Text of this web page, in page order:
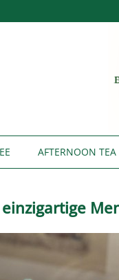
AFTERNOON TEA